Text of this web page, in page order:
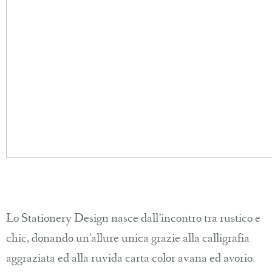
Lo Stationery Design nasce dall’incontro tra rustico e
chic, donando un’allure unica grazie alla calligrafia
aggraziata ed alla ruvida carta color avana ed avorio.